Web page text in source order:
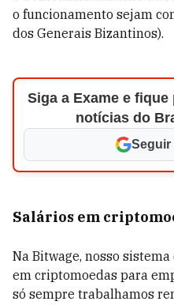
o funcionamento sejam
dos Generais Bizantinos).
Siga a Exame e
notícias do
Seguir
Salários em
Na Bitwage, nosso
em criptomoedas para
só sempre trabalhamos